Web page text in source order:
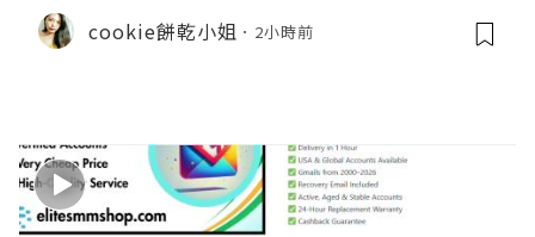
cookie餅乾小姐 2小時前